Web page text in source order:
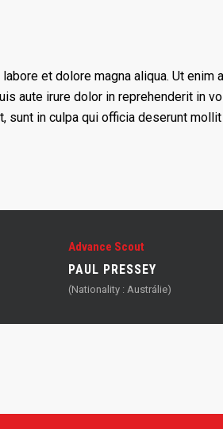
et dolore magna aliqua. Ut enim
aute irure dolor in reprehenderit in
sunt in culpa qui officia deserunt
Advance Scout
PAUL PRESSEY
(Nationality : Austrálie)